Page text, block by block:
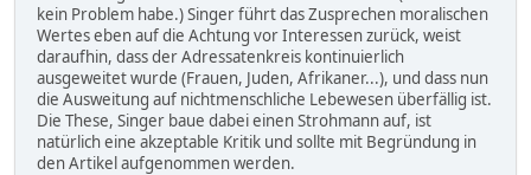
kein Problem habe.) Singer führt das Zusprechen moralischen
Wertes eben auf die Achtung vor Interessen zurück, weist
daraufhin, dass der Adressatenkreis kontinuierlich
ausgeweitet wurde (Frauen, Juden, Afrikaner...), und dass nun
die Ausweitung auf nichtmenschliche Lebewesen überfällig ist.
Die These, Singer baue dabei einen Strohmann auf, ist
natürlich eine akzeptable Kritik und sollte mit Begründung in
den Artikel aufgenommen werden.